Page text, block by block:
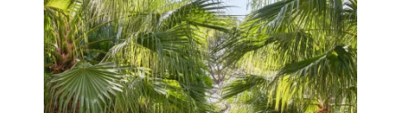
exigences d’une clientèle professionnelle ou privée.